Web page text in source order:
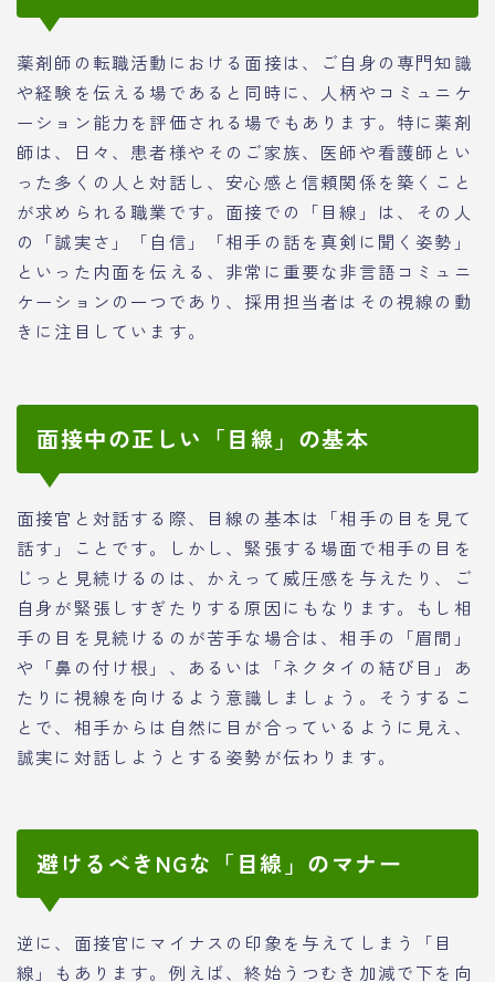
薬剤師の転職活動における面接は、ご自身の専門知識
や経験を伝える場であると同時に、人柄やコミュニケ
ーション能力を評価される場でもあります。特に薬剤
師は、日々、患者様やそのご家族、医師や看護師とい
った多くの人と対話し、安心感と信頼関係を築くこと
が求められる職業です。面接での「目線」は、その人
の「誠実さ」「自信」「相手の話を真剣に聞く姿勢」
といった内面を伝える、非常に重要な非言語コミュニ
ケーションの一つであり、採用担当者はその視線の動
きに注目しています。
面接中の正しい「目線」の基本
面接官と対話する際、目線の基本は「相手の目を見て
話す」ことです。しかし、緊張する場面で相手の目を
じっと見続けるのは、かえって威圧感を与えたり、ご
自身が緊張しすぎたりする原因にもなります。もし相
手の目を見続けるのが苦手な場合は、相手の「眉間」
や「鼻の付け根」、あるいは「ネクタイの結び目」あ
たりに視線を向けるよう意識しましょう。そうするこ
とで、相手からは自然に目が合っているように見え、
誠実に対話しようとする姿勢が伝わります。
避けるべきNGな「目線」のマナー
逆に、面接官にマイナスの印象を与えてしまう「目
線」もあります。例えば、終始うつむき加減で下を向